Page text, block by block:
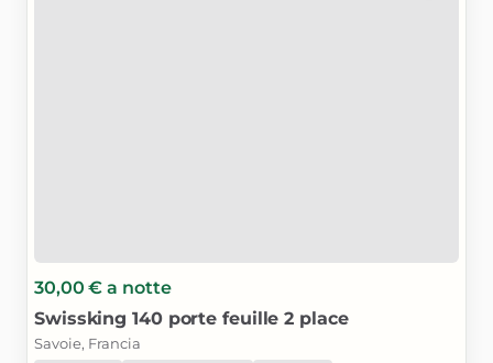
30,00 € a notte
Swissking 140 porte feuille 2 place
Savoie, Francia